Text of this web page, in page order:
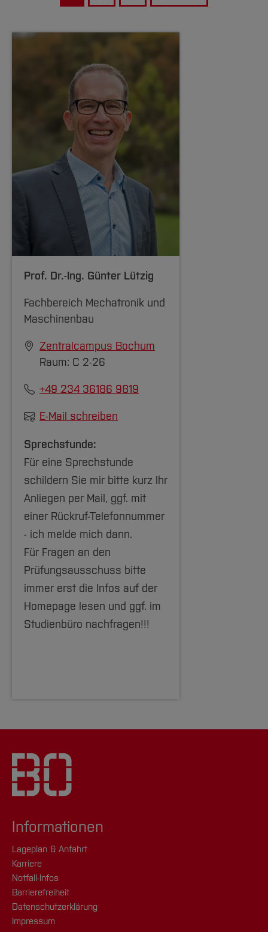
Prof. Dr.-Ing. Günter Lützig
Fachbereich Mechatronik und
Maschinenbau
Zentralcampus Bochum
Raum: C 2-26
+49 234 36186 9819
E-Mail schreiben
Sprechstunde:
Für eine Sprechstunde
schildern Sie mir bitte kurz Ihr
Anliegen per Mail, ggf. mit
einer Rückruf-Telefonnummer
- ich melde mich dann.
Für Fragen an den
Prüfungsausschuss bitte
immer erst die Infos auf der
Homepage lesen und ggf. im
Studienbüro nachfragen!!!
Informationen
Lageplan & Anfahrt
Karriere
Notfall-Infos
Barrierefreiheit
Datenschutzerklärung
Impressum